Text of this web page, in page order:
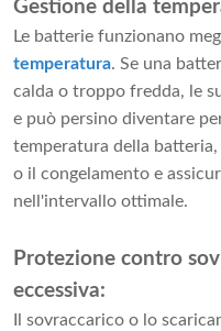
Gestione della
Le batterie funzionano
temperatura. Se una
calda o troppo fredda, le
e può persino diventare
temperatura della
o il congelamento e
nell'intervallo ottimale.
Protezione contro
eccessiva:
Il sovraccarico o lo